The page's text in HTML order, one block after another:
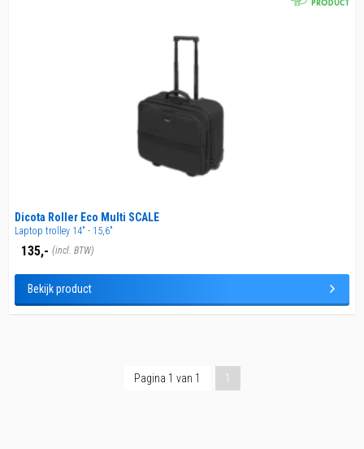
Dicota Roller Eco Multi SCALE
Laptop trolley 14" - 15,6"
135,- (incl. BTW)
Bekijk product
Pagina 1 van 1 1